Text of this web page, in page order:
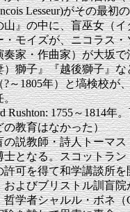
Lesseur)がその最
』の中に、盲巫女（イ
モイズが、ニコラス・
家・作曲家）が大坂で
獅子』『越後獅子』
1805年）と塙検校が
。
1755～1814年
の教育はなかった）
説教師・詩人トーマス
となる。スコットラ
可を得て和学講談所を
よびブリストル訓盲院
者シャルル・ボネ（